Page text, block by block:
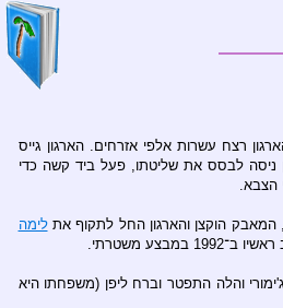
רצח עשרות אלפי אזרחים. הארגון גייס
ניסה לבסס את שליטתו, פעל ביד קשה כדי
הצבא.
לימה
משטרתי.
העילי, הנמצא תחת שליטת הארגון. בנובמבר 2000 התקומם העם כנגד עריצותו של פוג'ימורי והלה התפטר וברח ליפן (משפחתו היא